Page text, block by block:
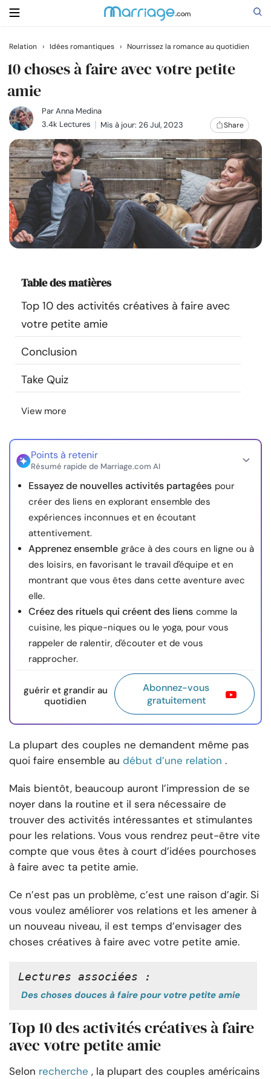
Rechercher
Se marier
Relations
Famille
Aide
Cours
Ressources
Communauté
Trouver un thérapeute
Langue
nous
© Copyright 2026. Tous droits réservés.
Relation › Idées romantiques › Nourrissez la romance au quotidien
10 choses à faire avec votre petite
amie
ParAnna Medina
3.4k Lectures
Mis à jour: 26 Jul, 2023 Share
Table des matières
Top 10 des activités créatives à faire avec
votre petite amie
Conclusion
Take Quiz
View more
Points à retenir
Résumé rapide de Marriage.com AI
Essayez de nouvelles activités partagées pour
créer des liens en explorant ensemble des
expériences inconnues et en écoutant
attentivement.
Apprenez ensemble grâce à des cours en ligne ou à
des loisirs, en favorisant le travail d'équipe et en
montrant que vous êtes dans cette aventure avec
elle.
Créez des rituels qui créent des liens comme la
cuisine, les pique-niques ou le yoga, pour vous
rappeler de ralentir, d'écouter et de vous
rapprocher.
guérir et grandir au
quotidien
Abonnez-vous
gratuitement
La plupart des couples ne demandent même pas
quoi faire ensemble au début d’une relation .
Mais bientôt, beaucoup auront l’impression de se
noyer dans la routine et il sera nécessaire de
trouver des activités intéressantes et stimulantes
pour les relations. Vous vous rendrez peut-être vite
compte que vous êtes à court d’idées pourchoses
à faire avec ta petite amie.
Ce n’est pas un problème, c’est une raison d’agir. Si
vous voulez améliorer vos relations et les amener à
un nouveau niveau, il est temps d’envisager des
choses créatives à faire avec votre petite amie.
Lectures associées :
Des choses douces à faire pour votre petite amie
Top 10 des activités créatives à faire
avec votre petite amie
Selon recherche , la plupart des couples américains